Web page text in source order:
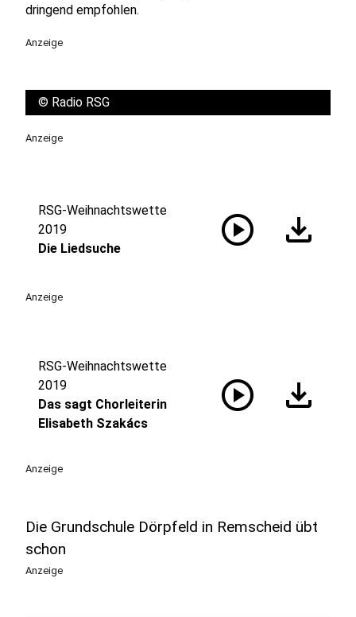
dringend empfohlen.
Anzeige
© Radio RSG
Anzeige
RSG-Weihnachtswette
2019
Die Liedsuche
play_circle download
Anzeige
RSG-Weihnachtswette
2019
Das sagt Chorleiterin
Elisabeth Szakács
play_circle download
Anzeige
Die Grundschule Dörpfeld in Remscheid übt
schon
Anzeige